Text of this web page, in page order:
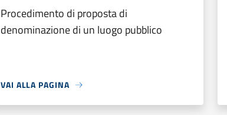
Procedimento di proposta di
denominazione di un luogo pubblico
VAI ALLA PAGINA